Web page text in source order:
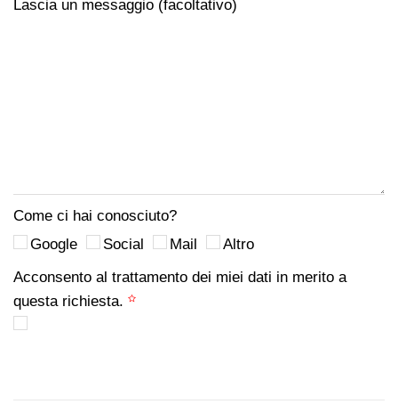
Lascia un messaggio (facoltativo)
Come ci hai conosciuto?
Google
Social Mail
Altro
Acconsento al trattamento dei miei dati in merito a
questa richiesta.